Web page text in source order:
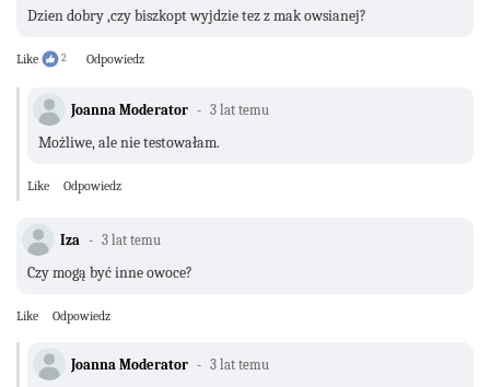
Dzien dobry ,czy biszkopt wyjdzie tez z mak owsianej?
Like 2 Odpowiedz
Joanna Moderator 3 lat temu
Możliwe, ale nie testowałam.
Like Odpowiedz
Iza 3 lat temu
Czy mogą być inne owoce?
Like Odpowiedz
Joanna Moderator 3 lat temu